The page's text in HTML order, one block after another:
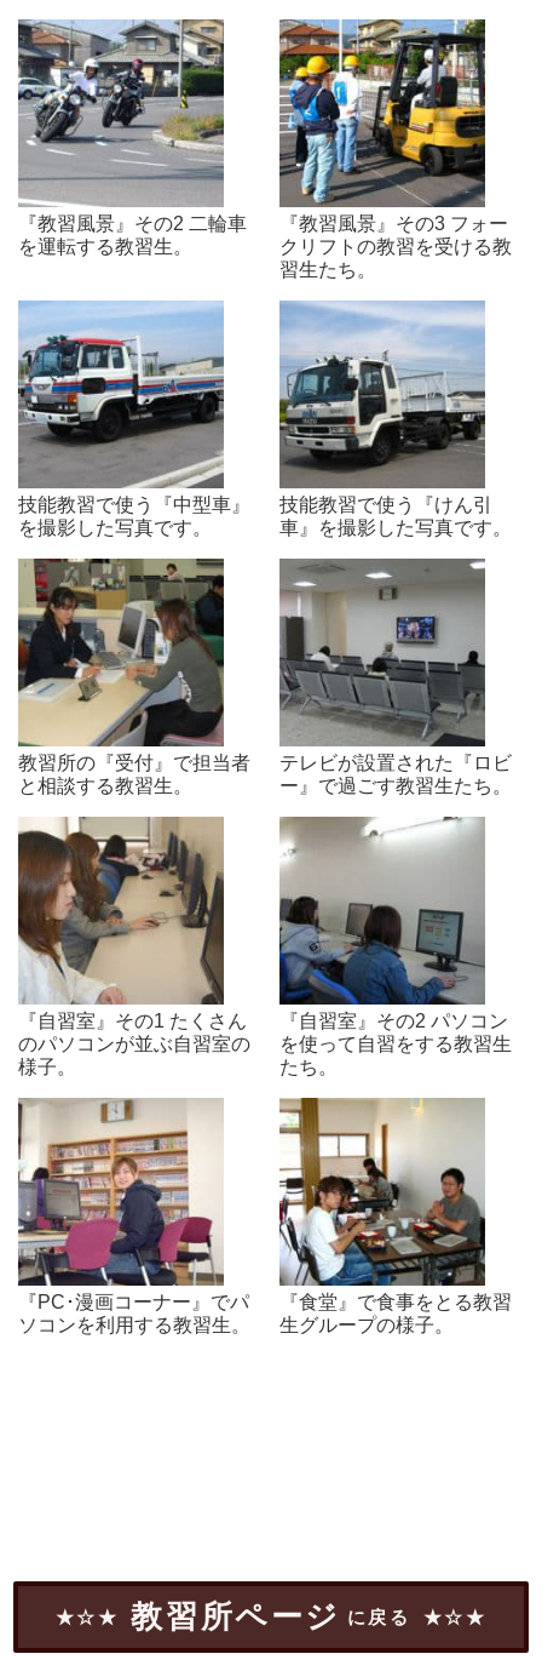
『教習風景』その2 二輪車
を運転する教習生。
『教習風景』その3 フォー
クリフトの教習を受ける教
習生たち。
技能教習で使う『中型車』
を撮影した写真です。
技能教習で使う『けん引
車』を撮影した写真です。
教習所の『受付』で担当者
と相談する教習生。
テレビが設置された『ロビ
ー』で過ごす教習生たち。
『自習室』その1 たくさん
のパソコンが並ぶ自習室の
様子。
『自習室』その2 パソコン
を使って自習をする教習生
たち。
『PC･漫画コーナー』でパ
ソコンを利用する教習生。
『食堂』で食事をとる教習
生グループの様子。
教習所ページ に戻る